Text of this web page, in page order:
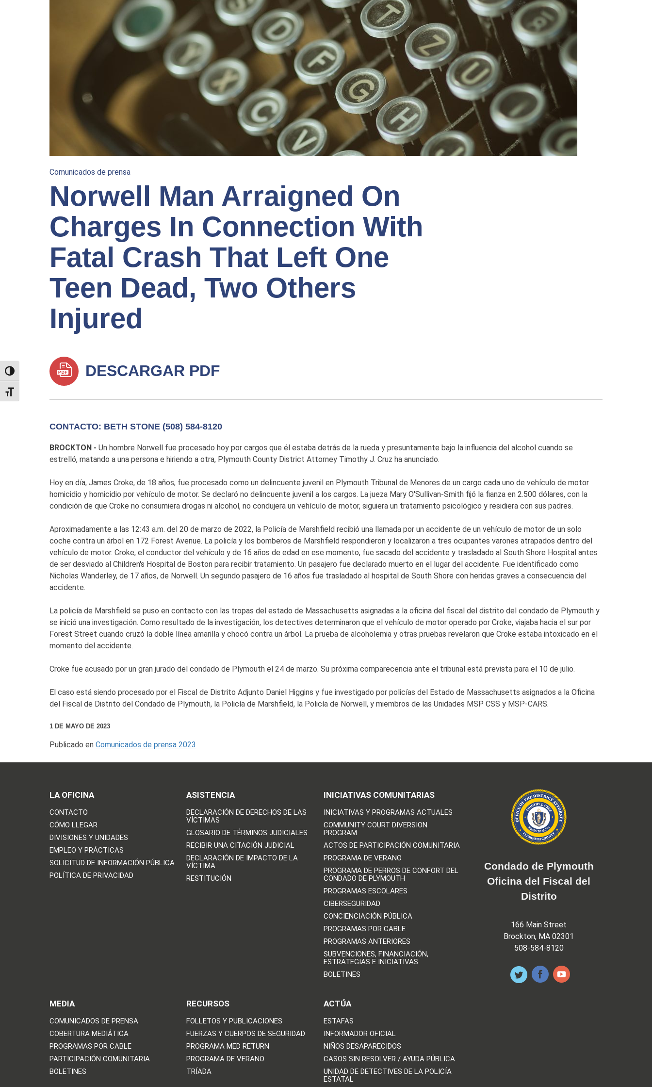
TOGGLE HIGH CONTRAST
TOGGLE FONT SIZE
Comunicados de prensa
Norwell Man Arraigned On
Charges In Connection With
Fatal Crash That Left One
Teen Dead, Two Others
Injured
DESCARGAR PDF
CONTACTO: BETH STONE (508) 584-8120
BROCKTON - Un hombre Norwell fue procesado hoy por cargos que él estaba detrás de la rueda y presuntamente bajo la influencia del alcohol cuando se
estrelló, matando a una persona e hiriendo a otra, Plymouth County District Attorney Timothy J. Cruz ha anunciado.
Hoy en día, James Croke, de 18 años, fue procesado como un delincuente juvenil en Plymouth Tribunal de Menores de un cargo cada uno de vehículo de motor
homicidio y homicidio por vehículo de motor. Se declaró no delincuente juvenil a los cargos. La jueza Mary O'Sullivan-Smith fijó la fianza en 2.500 dólares, con la
condición de que Croke no consumiera drogas ni alcohol, no condujera un vehículo de motor, siguiera un tratamiento psicológico y residiera con sus padres.
Aproximadamente a las 12:43 a.m. del 20 de marzo de 2022, la Policía de Marshfield recibió una llamada por un accidente de un vehículo de motor de un solo
coche contra un árbol en 172 Forest Avenue. La policía y los bomberos de Marshfield respondieron y localizaron a tres ocupantes varones atrapados dentro del
vehículo de motor. Croke, el conductor del vehículo y de 16 años de edad en ese momento, fue sacado del accidente y trasladado al South Shore Hospital antes
de ser desviado al Children's Hospital de Boston para recibir tratamiento. Un pasajero fue declarado muerto en el lugar del accidente. Fue identificado como
Nicholas Wanderley, de 17 años, de Norwell. Un segundo pasajero de 16 años fue trasladado al hospital de South Shore con heridas graves a consecuencia del
accidente.
La policía de Marshfield se puso en contacto con las tropas del estado de Massachusetts asignadas a la oficina del fiscal del distrito del condado de Plymouth y
se inició una investigación. Como resultado de la investigación, los detectives determinaron que el vehículo de motor operado por Croke, viajaba hacia el sur por
Forest Street cuando cruzó la doble línea amarilla y chocó contra un árbol. La prueba de alcoholemia y otras pruebas revelaron que Croke estaba intoxicado en el
momento del accidente.
Croke fue acusado por un gran jurado del condado de Plymouth el 24 de marzo. Su próxima comparecencia ante el tribunal está prevista para el 10 de julio.
El caso está siendo procesado por el Fiscal de Distrito Adjunto Daniel Higgins y fue investigado por policías del Estado de Massachusetts asignados a la Oficina
del Fiscal de Distrito del Condado de Plymouth, la Policía de Marshfield, la Policía de Norwell, y miembros de las Unidades MSP CSS y MSP-CARS.
1 DE MAYO DE 2023
Publicado en Comunicados de prensa 2023
LA OFICINA
CONTACTO
CÓMO LLEGAR
DIVISIONES Y UNIDADES
EMPLEO Y PRÁCTICAS
SOLICITUD DE INFORMACIÓN PÚBLICA
POLÍTICA DE PRIVACIDAD
ASISTENCIA
DECLARACIÓN DE DERECHOS DE LAS
VÍCTIMAS
GLOSARIO DE TÉRMINOS JUDICIALES
RECIBIR UNA CITACIÓN JUDICIAL
DECLARACIÓN DE IMPACTO DE LA
VÍCTIMA
RESTITUCIÓN
INICIATIVAS COMUNITARIAS
INICIATIVAS Y PROGRAMAS ACTUALES
COMMUNITY COURT DIVERSION
PROGRAM
ACTOS DE PARTICIPACIÓN COMUNITARIA
PROGRAMA DE VERANO
PROGRAMA DE PERROS DE CONFORT DEL
CONDADO DE PLYMOUTH
PROGRAMAS ESCOLARES
CIBERSEGURIDAD
CONCIENCIACIÓN PÚBLICA
PROGRAMAS POR CABLE
PROGRAMAS ANTERIORES
SUBVENCIONES, FINANCIACIÓN,
ESTRATEGIAS E INICIATIVAS
BOLETINES
MEDIA
COMUNICADOS DE PRENSA
COBERTURA MEDIÁTICA
PROGRAMAS POR CABLE
PARTICIPACIÓN COMUNITARIA
BOLETINES
RECURSOS
FOLLETOS Y PUBLICACIONES
FUERZAS Y CUERPOS DE SEGURIDAD
PROGRAMA MED RETURN
PROGRAMA DE VERANO
TRÍADA
ACTÚA
ESTAFAS
INFORMADOR OFICIAL
NIÑOS DESAPARECIDOS
CASOS SIN RESOLVER / AYUDA PÚBLICA
UNIDAD DE DETECTIVES DE LA POLICÍA
ESTATAL
Condado de Plymouth
Oficina del Fiscal del
Distrito
166 Main Street
Brockton, MA 02301
508-584-8120